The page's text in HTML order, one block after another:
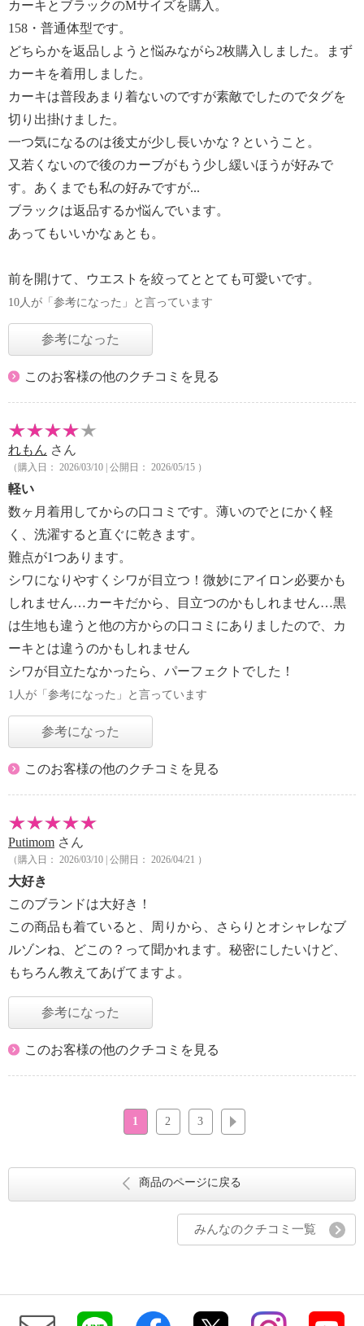
カーキとブラックのMサイズを購入。
158・普通体型です。
どちらかを返品しようと悩みながら2枚購入しました。まず
カーキを着用しました。
カーキは普段あまり着ないのですが素敵でしたのでタグを
切り出掛けました。
一つ気になるのは後丈が少し長いかな？ということ。
又若くないので後のカーブがもう少し緩いほうが好みで
す。あくまでも私の好みですが...
ブラックは返品するか悩んでいます。
あってもいいかなぁとも。
前を開けて、ウエストを絞ってととても可愛いです。
10人が「参考になった」と言っています
参考になった
このお客様の他のクチコミを見る
れもん さん
（購入日： 2026/03/10 | 公開日： 2026/05/15 ）
軽い
数ヶ月着用してからの口コミです。薄いのでとにかく軽
く、洗濯すると直ぐに乾きます。
難点が1つあります。
シワになりやすくシワが目立つ！微妙にアイロン必要かも
しれません…カーキだから、目立つのかもしれません…黒
は生地も違うと他の方からの口コミにありましたので、カ
ーキとは違うのかもしれません
シワが目立たなかったら、パーフェクトでした！
1人が「参考になった」と言っています
参考になった
このお客様の他のクチコミを見る
Putimom さん
（購入日： 2026/03/10 | 公開日： 2026/04/21 ）
大好き
このブランドは大好き！
この商品も着ていると、周りから、さらりとオシャレなブ
ルゾンね、どこの？って聞かれます。秘密にしたいけど、
もちろん教えてあげてますよ。
参考になった
このお客様の他のクチコミを見る
1 2 3
商品のページに戻る
みんなのクチコミ一覧